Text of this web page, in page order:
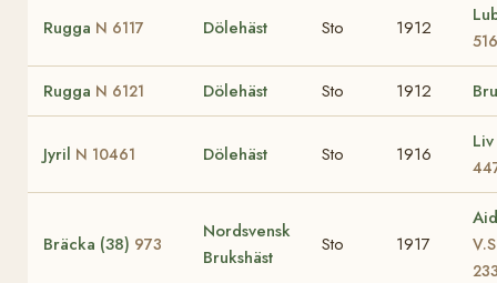
Rugga N 6117 Dölehäst Sto 1912
Rugga N 6121 Dölehäst Sto 1912
Jyril N 10461 Dölehäst Sto 1916
Liv
Bräcka (38) 973
Nordsvensk
Brukshäst
Sto 1917